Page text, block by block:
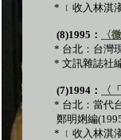
* ﹝收入林淇
(8)1995 ： 〈
* 台北：台灣
* 文訊雜誌社
(7)1994 ： 〈
* 台北：當代
鄭明娳編
* ﹝收入林淇